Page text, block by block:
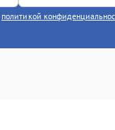
политикой